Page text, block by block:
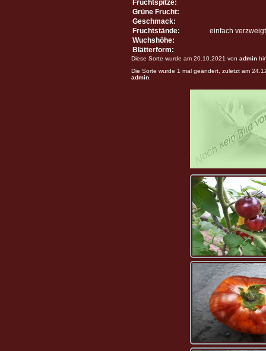
Fruchtspitze:
Grüne Frucht:
Geschmack:
Fruchtstände:
einfach verzweigt
Wuchshöhe:
Blätterform:
Diese Sorte wurde am 20.10.2021 von admin
Die Sorte wurde 1 mal geändert, zuletzt am
admin